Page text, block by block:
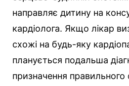
направляє дитину на
кардіолога. Якщо лікар
схожі на будь-яку
планується подальша
призначення правильного